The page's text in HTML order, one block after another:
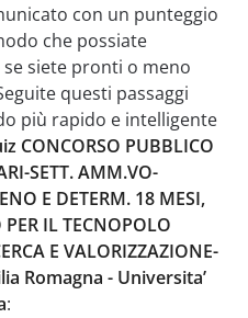
con un punteggio
che possiate
siete pronti o meno
questi passaggi
più rapido e intelligente
CONCORSO PUBBLICO
SETT. AMM.VO-
E DETERM. 18 MESI,
PER IL TECNOPOLO
E VALORIZZAZIONE-
Romagna - Universita’
: